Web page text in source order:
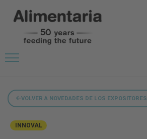
VOLVER A NOVEDADES DE LOS EXPOSITORES
INNOVAL